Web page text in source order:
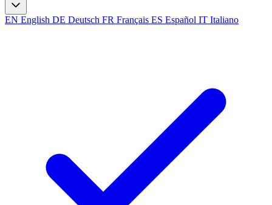
EN English DE Deutsch FR Français ES Español IT Italiano